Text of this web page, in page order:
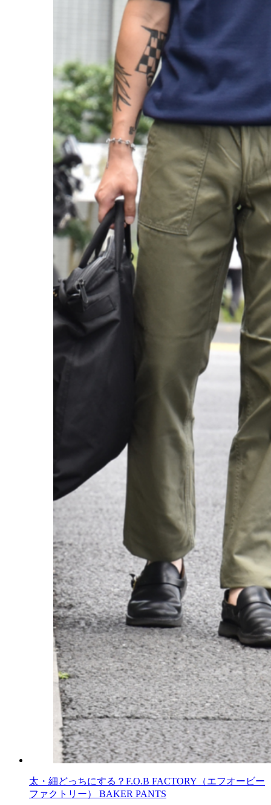
太・細どっちにする？F.O.B FACTORY（エフオービー
ファクトリー） BAKER PANTS